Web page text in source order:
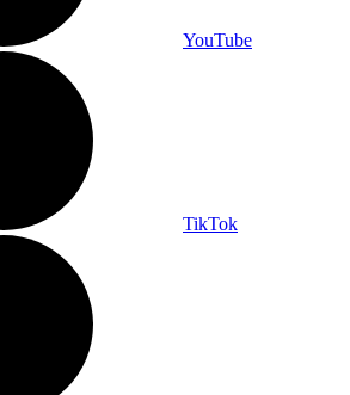
YouTube
TikTok